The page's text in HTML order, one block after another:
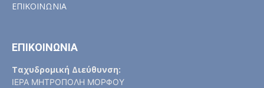
ΕΠΙΚΟΙΝΩΝΙΑ
ΕΠΙΚΟΙΝΩΝΙΑ
Ταχυδρομική Διεύθυνση:
ΙΕΡΑ ΜΗΤΡΟΠΟΛΗ ΜΟΡΦΟΥ